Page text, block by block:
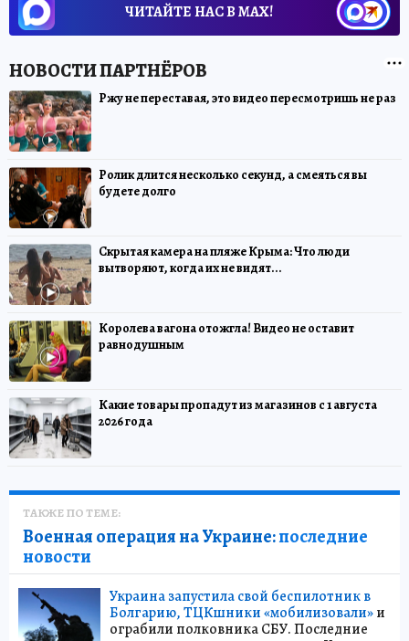
ЧИТАЙТЕ НАС В МАХ!
Ржу не переставая, это видео пересмотришь не раз
Ролик длится несколько секунд, а смеяться вы
будете долго
Скрытая камера на пляже Крыма: Что люди
вытворяют, когда их не видят...
Королева вагона отожгла! Видео не оставит
равнодушным
Какие товары пропадут из магазинов с 1 августа
2026 года
ТАКЖЕ ПО ТЕМЕ:
Военная операция на Украине:последние
новости
Украина запустила свой беспилотник в
Болгарию, ТЦКшники «мобилизовали»и
ограбили полковника СБУ. Последние